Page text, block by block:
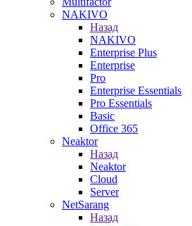
NAKIVO
Назад
NAKIVO
Enterprise Plus
Enterprise
Pro
Enterprise Essentials
Pro Essentials
Basic
Office 365
Neaktor
Назад
Neaktor
Cloud
Server
NetSarang
Назад